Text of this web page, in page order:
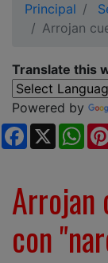
Principal
Arrojan
Translate this
Powered by
Facebook
X
Arrojan
con